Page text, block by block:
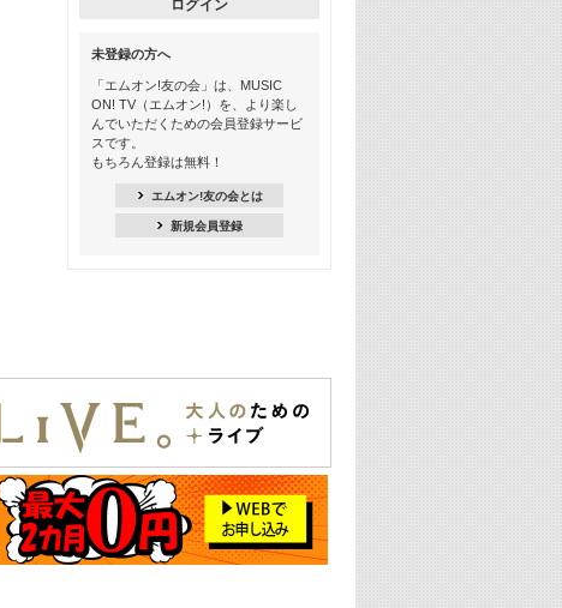
よりぬき! この夏聴きたい! サマーソン
グメドレー【歌詞入り】
21:00
季節を感じよう! シーズンソング特集
-8月編-【歌詞入り】
ージックビデオ特集
24:00
K-POP 第3世代特集
K-POP 第4世代特集
25:00
あのころヒッツ! 一挙5時間！
2021→2025年
ログイン
未登録の方へ
「エムオン!友の会」は、MUSIC
ON! TV（エムオン!）を、より楽し
んでいただくための会員登録サービ
スです。
もちろん登録は無料！
エムオン!友の会とは
新規会員登録